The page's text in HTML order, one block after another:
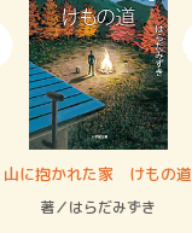
山に抱かれた家 けもの道
著／はらだみずき